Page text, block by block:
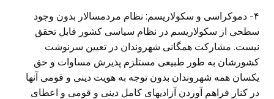
۴- دموکراسی و سکولاریسم: نظام مردمسالار بدون وجود
سطحی از سکولاریسم در نظام سیاسی کشور قابل تحقق
نیست. مشارکت همگانی شهروندان در تعیین سرنوشت
کشورشان به طور طبیعی مستلزم پذیرش مساوات و حق
یکسان همه شهروندان بدون توجه به هویت دینی و قومی آنها
در کنار فراهم آوردن آزادیهای کامل دینی و قومی و اعطای